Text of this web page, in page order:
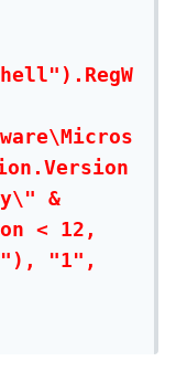
&
< 12,
"1",